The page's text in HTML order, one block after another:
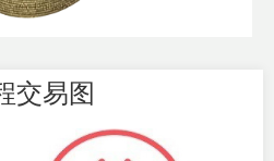
交易图